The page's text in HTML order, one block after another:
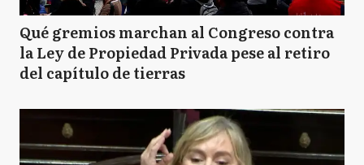
Qué gremios marchan al Congreso contra
la Ley de Propiedad Privada pese al retiro
del capítulo de tierras